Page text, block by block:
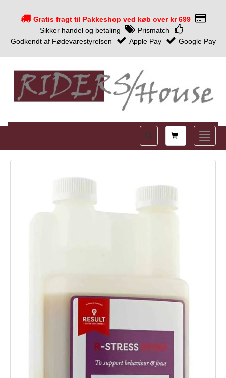
Gratis fragt til Pakkeshop ved køb over kr 699
Sikker handel og betaling
Prismatch
Godkendt af Fødevarestyrelsen
Apple Pay Google Pay
Toggle
Shopping
card